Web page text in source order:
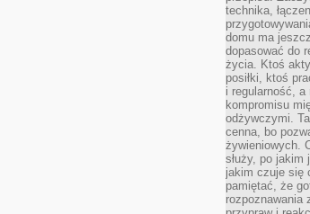
technika,
domu ma
dopasować do
życia. Ktoś
posiłki, ktoś
i regularność,
kompromisu
odżywczymi.
cenna, bo
żywieniowych.
służy, po jakim
jakim czuje się
pamiętać, że
rozpoznawania